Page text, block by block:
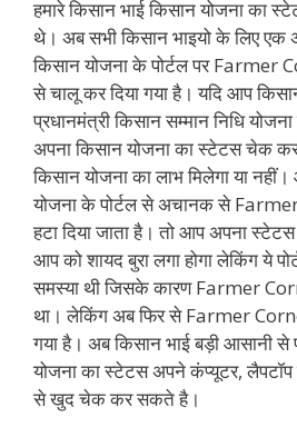
हमारे किसान भाई किसान योजना का
थे। अब सभी किसान भाइयो के लिए एक
किसान योजना के पोर्टल पर Farmer
से चालू कर दिया गया है। यदि आप
प्रधानमंत्री किसान सम्मान निधि
अपना किसान योजना का स्टेटस चेक
किसान योजना का लाभ मिलेगा या
योजना के पोर्टल से अचानक से
हटा दिया जाता है। तो आप अपना
आप को शायद बुरा लगा होगा लेकिंग ये
समस्या थी जिसके कारण Farmer
था। लेकिंग अब फिर से Farmer
गया है। अब किसान भाई बड़ी आसानी
योजना का स्टेटस अपने कंप्यूटर, लैपटॉप
से खुद चेक कर सकते है।